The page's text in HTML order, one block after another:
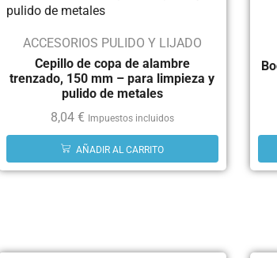
ACCESORIOS PULIDO Y LIJADO
Cepillo de copa de alambre
trenzado, 150 mm – para limpieza y
pulido de metales
8,04 € Impuestos incluidos
AÑADIR AL CARRITO